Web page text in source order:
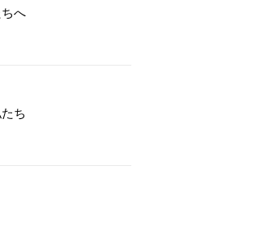
へ
ち